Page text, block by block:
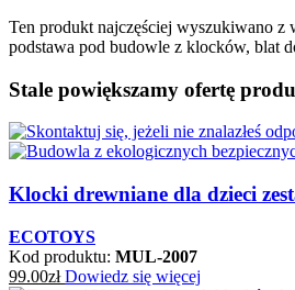
Ten produkt najczęściej wyszukiwano z
podstawa pod budowle z klocków, blat
Stale powiększamy ofertę
Klocki drewniane dla dzieci
ECOTOYS
Kod produktu: MUL-2007
99.00zł Dowiedz się więcej